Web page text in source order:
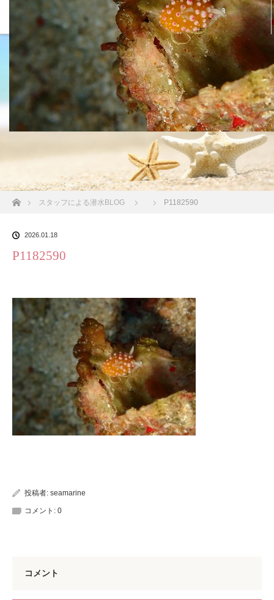
沖縄の海 BLOG
ホームスタッフによる潜水BLOG P1182590
2026.01.18
P1182590
投稿者: seamarine
コメント: 0
コメント